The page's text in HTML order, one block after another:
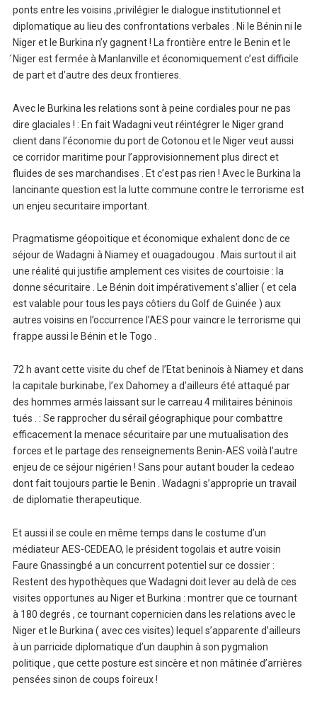
ponts entre les voisins ,privilégier le dialogue institutionnel et
diplomatique au lieu des confrontations verbales . Ni le Bénin ni le
Niger et le Burkina n’y gagnent ! La frontière entre le Benin et le
́Niger est fermée à Manlanville et économiquement c’est difficile
de part et d’autre des deux frontieres.
Avec le Burkina les relations sont à peine cordiales pour ne pas
dire glaciales ! : En fait Wadagni veut réintégrer le Niger grand
client dans l’économie du port de Cotonou et le Niger veut aussi
ce corridor maritime pour l’approvisionnement plus direct et
fluides de ses marchandises . Et c’est pas rien ! Avec le Burkina la
lancinante question est la lutte commune contre le terrorisme est
un enjeu securitaire important.
Pragmatisme géopoitique et économique exhalent donc de ce
séjour de Wadagni à Niamey et ouagadougou . Mais surtout il ait
une réalité qui justifie amplement ces visites de courtoisie : la
donne sécuritaire . Le Bénin doit impérativement s’allier ( et cela
est valable pour tous les pays côtiers du Golf de Guinée ) aux
autres voisins en l’occurrence l’AES pour vaincre le terrorisme qui
frappe aussi le Bénin et le Togo .
72 h avant cette visite du chef de l’Etat beninois à Niamey et dans
la capitale burkinabe, l’ex Dahomey a d’ailleurs été attaqué par
des hommes armés laissant sur le carreau 4 militaires béninois
tués . : Se rapprocher du sérail géographique pour combattre
efficacement la menace sécuritaire par une mutualisation des
forces et le partage des renseignements Benin-AES voilà l’autre
enjeu de ce séjour nigérien ! Sans pour autant bouder la cedeao
dont fait toujours partie le Benin . Wadagni s’approprie un travail
de diplomatie therapeutique.
Et aussi il se coule en même temps dans le costume d’un
médiateur AES-CEDEAO, le président togolais et autre voisin
Faure Gnassingbé a un concurrent potentiel sur ce dossier :
Restent des hypothèques que Wadagni doit lever au delà de ces
visites opportunes au Niger et Burkina : montrer que ce tournant
à 180 degrés , ce tournant copernicien dans les relations avec le
Niger et le Burkina ( avec ces visites) lequel s’apparente d’ailleurs
à un parricide diplomatique d’un dauphin à son pygmalion
politique , que cette posture est sincère et non mâtinée d’arrières
pensées sinon de coups foireux !